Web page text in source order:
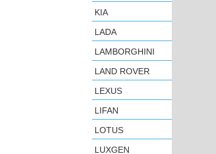
KIA
LADA
LAMBORGHINI
LAND ROVER
LEXUS
LIFAN
LOTUS
LUXGEN